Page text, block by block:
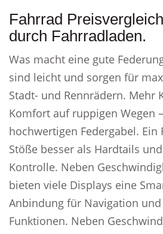
Fahrrad
durch Fahrradladen.
Was macht eine gute
sind leicht und sorgen für
Stadt- und Rennrädern. Mehr
Komfort auf ruppigen Wegen
hochwertigen Federgabel.
Stöße besser als Hardtails
Kontrolle. Neben
bieten viele Displays eine
Anbindung für Navigation
Funktionen. Neben